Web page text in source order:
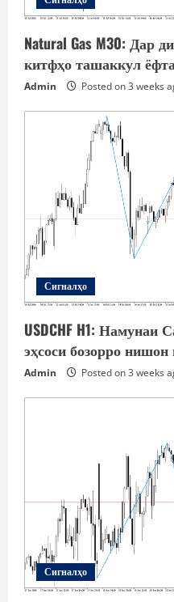
Natural Gas M30: Дар
китфҳо ташаккул
Admin Posted on 3 weeks
Сигналҳо
USDCHF H1: Намунаи
эҳсоси бозорро нишон
Admin Posted on 3 weeks
Сигналҳо